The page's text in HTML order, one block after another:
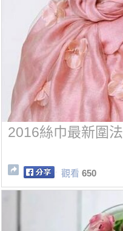
2016絲巾最新圍
觀看 650